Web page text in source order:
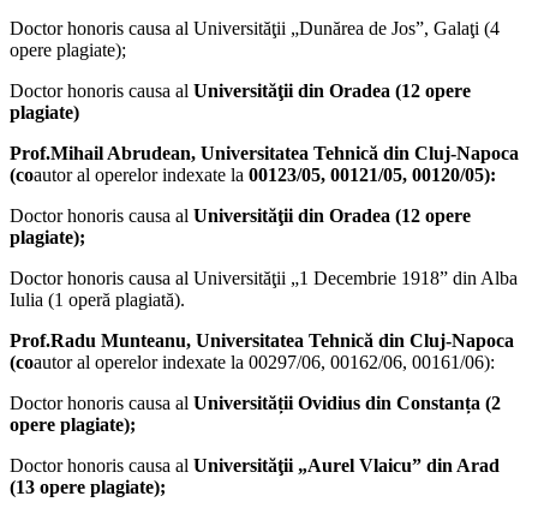
Doctor honoris causa al Universităţii „Dunărea de Jos”, Galaţi (4
opere plagiate);
Doctor honoris causa al Universităţii din Oradea (12 opere
plagiate)
Prof.Mihail Abrudean, Universitatea Tehnică din Cluj-Napoca
(coautor al operelor indexate la 00123/05, 00121/05, 00120/05):
Doctor honoris causa al Universităţii din Oradea (12 opere
plagiate);
Doctor honoris causa al Universităţii „1 Decembrie 1918” din Alba
Iulia (1 operă plagiată).
Prof.Radu Munteanu, Universitatea Tehnică din Cluj-Napoca
(coautor al operelor indexate la 00297/06, 00162/06, 00161/06):
Doctor honoris causa al Universității Ovidius din Constanța (2
opere plagiate);
Doctor honoris causa al Universităţii „Aurel Vlaicu” din Arad
(13 opere plagiate);